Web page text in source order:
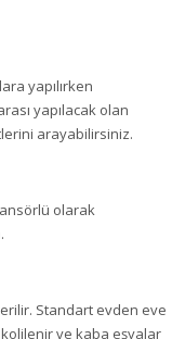
yapılırken
yapılacak olan
arayabilirsiniz.
olarak
Standart evden eve
ve kaba eşyalar